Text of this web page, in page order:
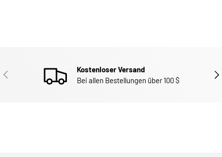
ZURÜCK
Kostenloser Versand
Bei allen Bestellungen über 100 $